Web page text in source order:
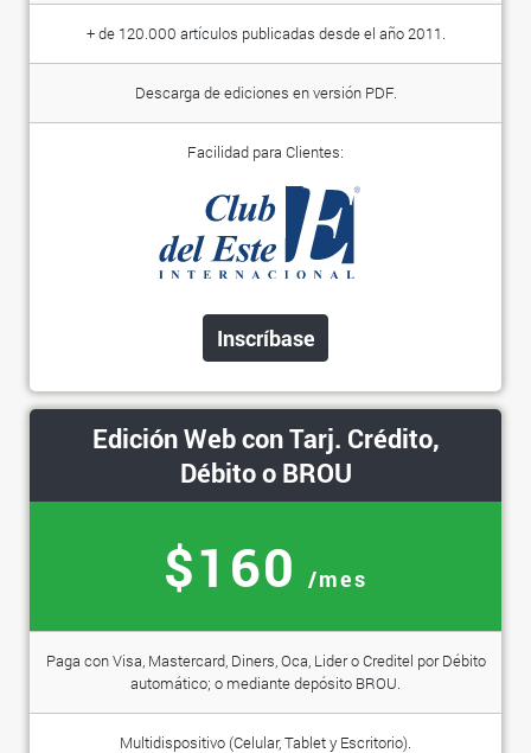
+ de 120.000 artículos publicadas desde el año 2011.
Descarga de ediciones en versión PDF.
Facilidad para Clientes:
Inscríbase
Edición Web con Tarj. Crédito,
Débito o BROU
$160 /mes
Paga con Visa, Mastercard, Diners, Oca, Lider o Creditel por Débito
automático; o mediante depósito BROU.
Multidispositivo (Celular, Tablet y Escritorio).